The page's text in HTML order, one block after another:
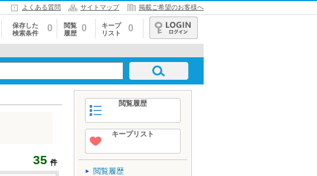
よくある質問 サイトマップ 掲載ご希望のお客様へ
保存した
検索条件
0
閲覧
履歴
0
キープ
リスト
0
ログイン
35 件
閲覧履歴
キープリスト
閲覧履歴